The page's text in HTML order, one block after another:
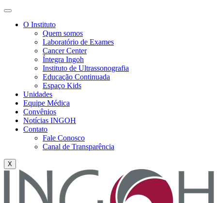
O Instituto
Quem somos
Laboratório de Exames
Cancer Center
Íntegra Ingoh
Instituto de Ultrassonografia
Educação Continuada
Espaço Kids
Unidades
Equipe Médica
Convênios
Notícias INGOH
Contato
Fale Conosco
Canal de Transparência
X